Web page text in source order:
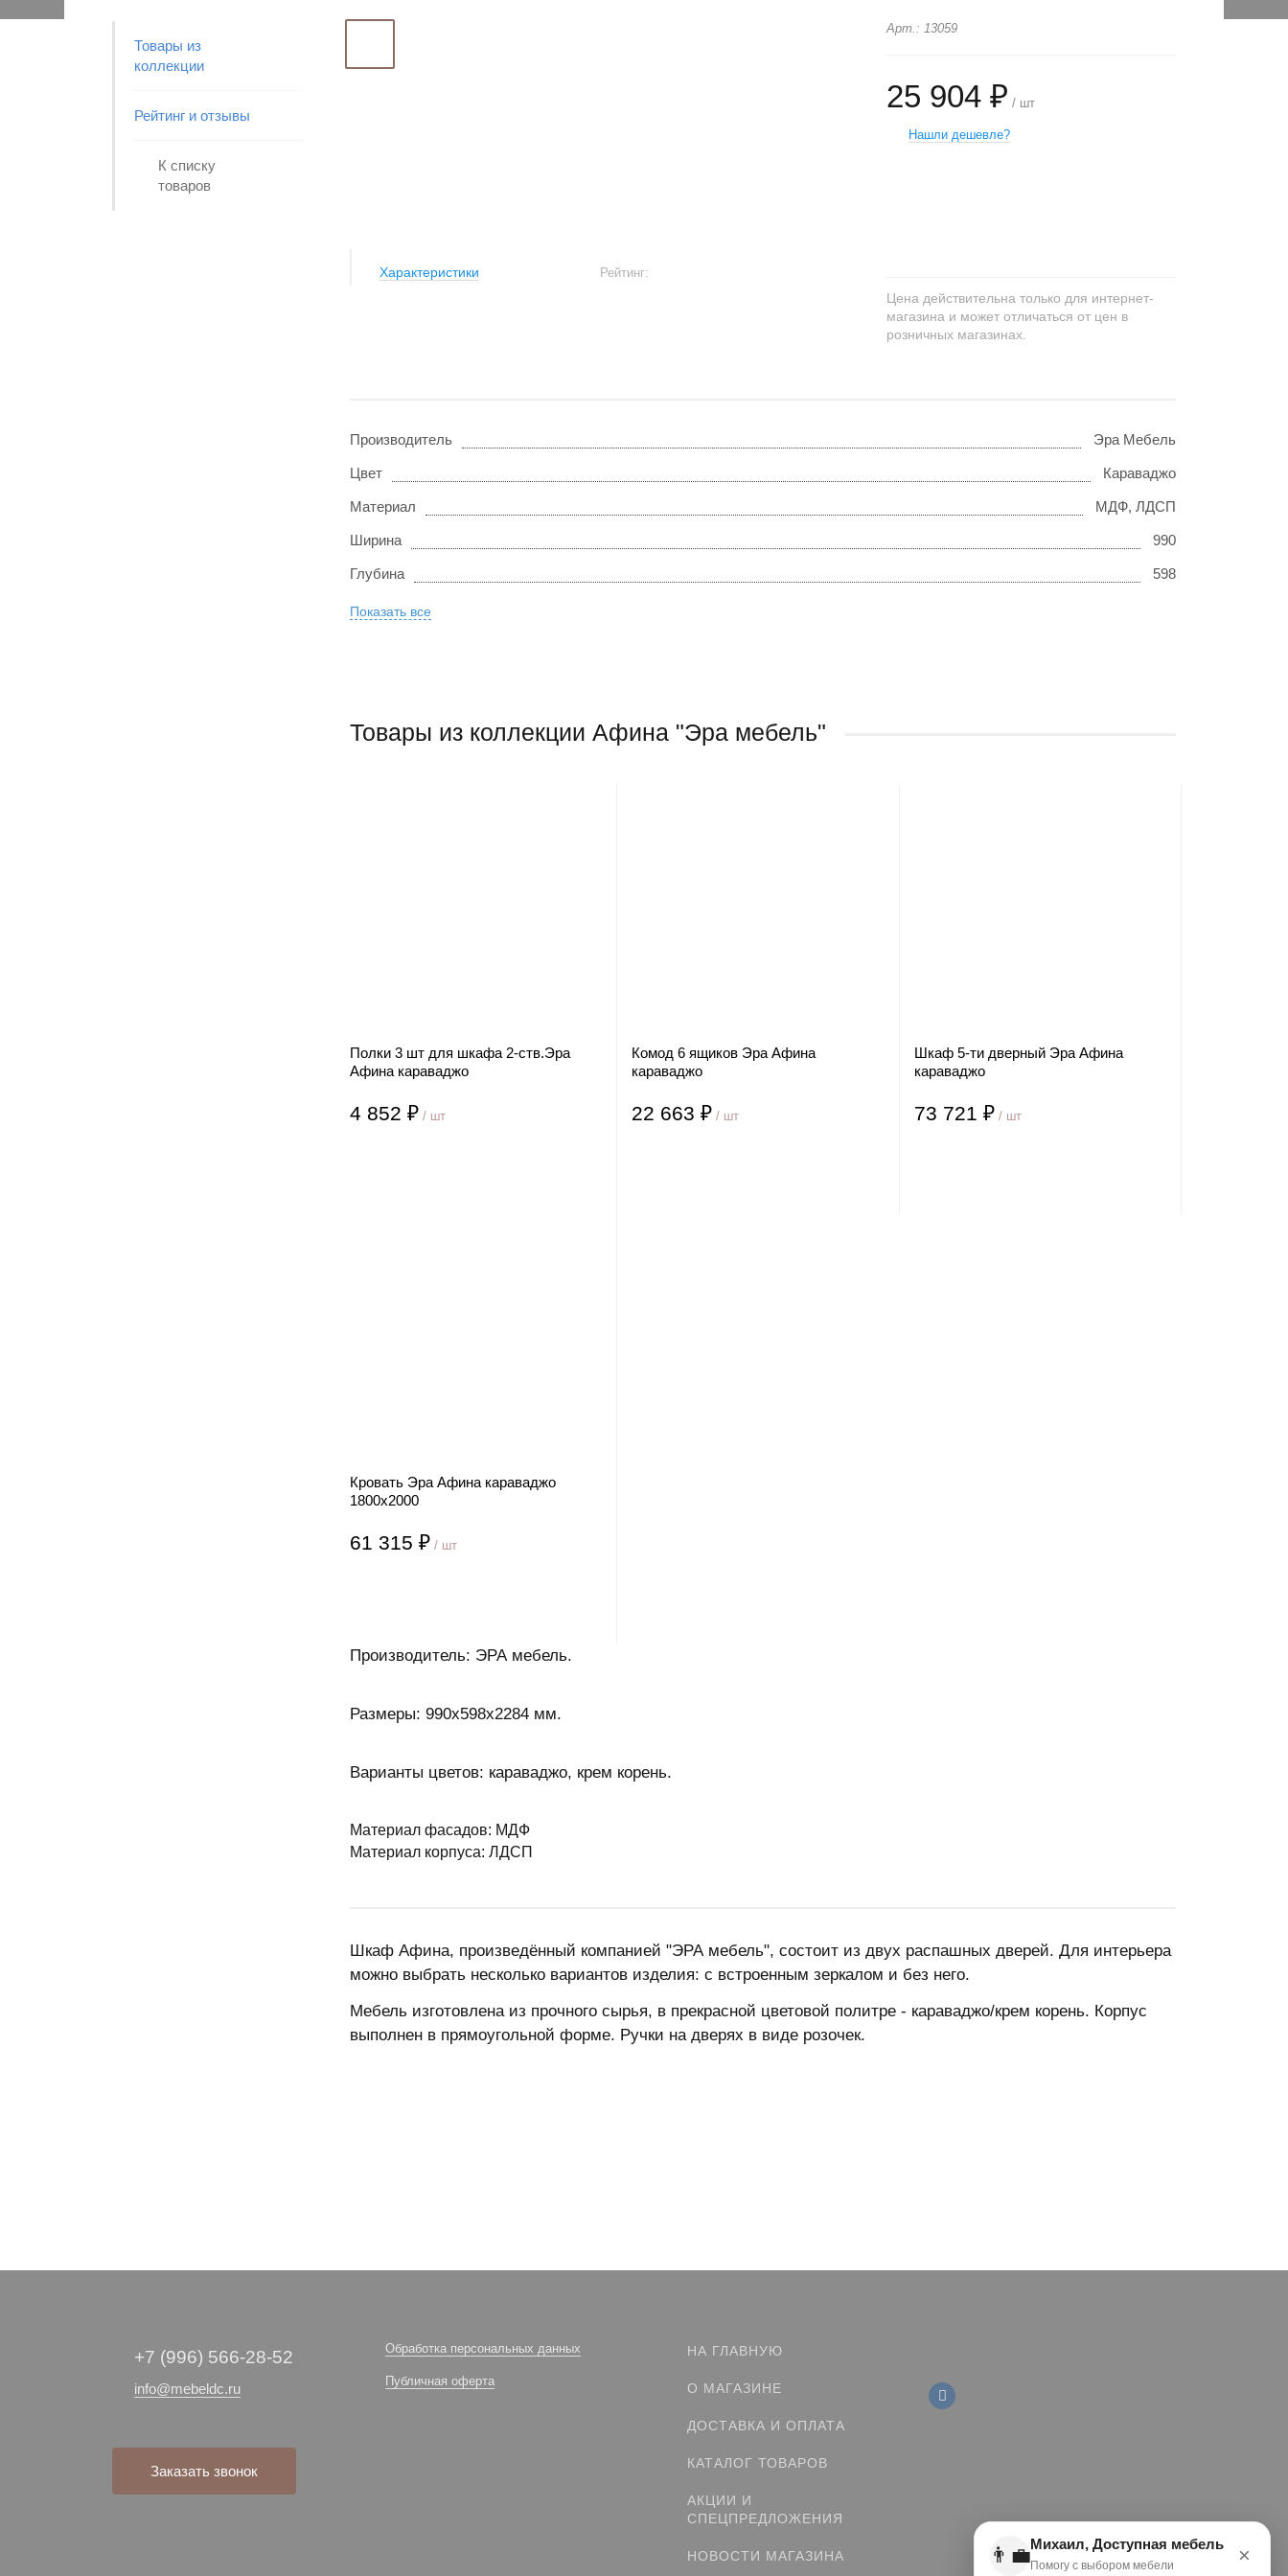
Товары из
коллекции
Рейтинг и отзывы
К списку
товаров
Характеристики Рейтинг:
Арт.: 13059
25 904 ₽ / шт
Нашли дешевле?
Цена действительна только для интернет-
магазина и может отличаться от цен в
розничных магазинах.
Производитель Эра Мебель
Цвет Караваджо
Материал МДФ, ЛДСП
Ширина 990
Глубина 598
Показать все
Товары из коллекции Афина "Эра мебель"
Полки 3 шт для шкафа 2-ств.Эра
Афина караваджо
4 852 ₽ / шт
Комод 6 ящиков Эра Афина
караваджо
22 663 ₽ / шт
Шкаф 5-ти дверный Эра Афина
караваджо
73 721 ₽/ шт
Кровать Эра Афина караваджо
1800х2000
61 315 ₽ / шт
Производитель: ЭРА мебель.
Размеры: 990x598x2284 мм.
Варианты цветов: караваджо, крем корень.
Материал фасадов: МДФ
Материал корпуса: ЛДСП
Шкаф Афина, произведённый компанией "ЭРА мебель", состоит из двух распашных дверей. Для интерьера
можно выбрать несколько вариантов изделия: с встроенным зеркалом и без него.
Мебель изготовлена из прочного сырья, в прекрасной цветовой политре - караваджо/крем корень. Корпус
выполнен в прямоугольной форме. Ручки на дверях в виде розочек.
+7 (996) 566-28-52
info@mebeldc.ru
Заказать звонок
Обработка персональных данных
Публичная оферта
НА ГЛАВНУЮ
О МАГАЗИНЕ
ДОСТАВКА И ОПЛАТА
КАТАЛОГ ТОВАРОВ
АКЦИИ И
СПЕЦПРЕДЛОЖЕНИЯ
НОВОСТИ МАГАЗИНА 👨‍💼Михаил, Доступная мебель
Помогу с выбором мебели ×